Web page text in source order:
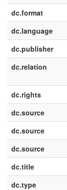
dc.format
dc.language
dc.publisher
dc.relation
dc.rights
dc.source
dc.source
dc.source
dc.title
dc.type